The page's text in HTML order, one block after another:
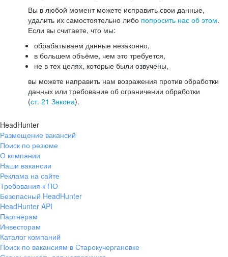
Вы в любой момент можете исправить свои данные,
удалить их самостоятельно либо попросить нас об этом.
Если вы считаете, что мы:
обрабатываем данные незаконно,
в большем объёме, чем это требуется,
не в тех целях, которые были озвучены,
вы можете направить нам возражения против обработки
данных или требование об ограничении обработки
(ст. 21 Закона).
HeadHunter
Размещение вакансий
Поиск по резюме
О компании
Наши вакансии
Реклама на сайте
Требования к ПО
Безопасный HeadHunter
HeadHunter API
Партнерам
Инвесторам
Каталог компаний
Поиск по вакансиям в Старокучергановке